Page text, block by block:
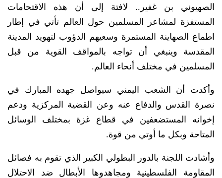
الصهيوني بن غفير.. لافتة إلى أن هذه الاقتحامات
المستفزة لمشاعر المسلمين حول العالم تأتي في إطار
اطماع الصهاينة المستمرة وسعيهم الدؤوب لتهويد المدينة
المقدسة وينبغي أن تواجه بالمواقف القوية من قبل
المسلمين في مختلف أنحاء العالم.
وأكدت أن الشعب اليمني سيواصل جهده المبارك في
نصرة القدس والدفاع عنه وعن القضية المركزية ودعم
إخوانه المستضعفين في قطاع غزة بمختلف الوسائل
المتاحة وبكل ما أوتي من قوة.
وأشادت اللجنة بالدور البطولي الكبير الذي تقوم به فصائل
المقاومة الفلسطينية ومجاهدوها الأبطال ضد الاحتلال